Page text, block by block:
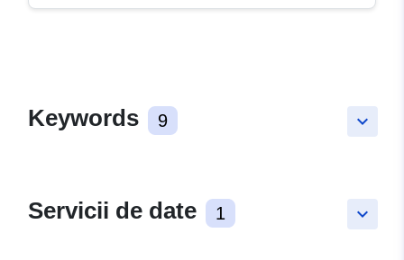
keyboard_arrow_down
Keywords 9
keyboard_arrow_down
Servicii de date 1